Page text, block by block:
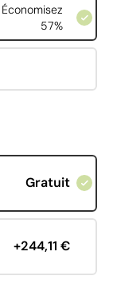
Économisez
57%
Gratuit
+244,11 €